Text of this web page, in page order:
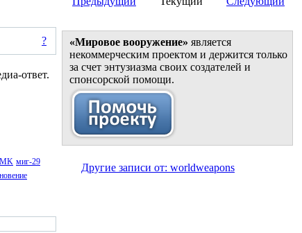
?
ответ.
миг-29
«Мировое вооружение» является
некоммерческим проектом и держится только
за счет энтузиазма своих создателей и
спонсорской помощи.
Другие записи от: worldweapons